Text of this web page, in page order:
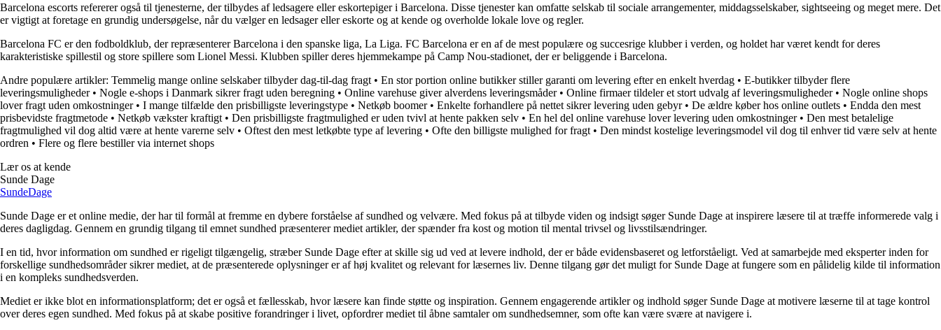
Barcelona escorts refererer også til tjenesterne, der tilbydes af ledsagere eller eskortepiger i Barcelona. Disse tjenester kan omfatte selskab til sociale arrangementer, middagsselskaber, sightseeing og meget mere. Det
er vigtigt at foretage en grundig undersøgelse, når du vælger en ledsager eller eskorte og at kende og overholde lokale love og regler.
Barcelona FC er den fodboldklub, der repræsenterer Barcelona i den spanske liga, La Liga. FC Barcelona er en af de mest populære og succesrige klubber i verden, og holdet har været kendt for deres
karakteristiske spillestil og store spillere som Lionel Messi. Klubben spiller deres hjemmekampe på Camp Nou-stadionet, der er beliggende i Barcelona.
Andre populære artikler: Temmelig mange online selskaber tilbyder dag-til-dag fragt • En stor portion online butikker stiller garanti om levering efter en enkelt hverdag • E-butikker tilbyder flere
leveringsmuligheder• Nogle e-shops i Danmark sikrer fragt uden beregning • Online varehuse giver alverdens leveringsmåder• Online firmaer tildeler et stort udvalg af leveringsmuligheder• Nogle online shops
lover fragt uden omkostninger• I mange tilfælde den prisbilligste leveringstype • Netkøb boomer• Enkelte forhandlere på nettet sikrer levering uden gebyr• De ældre køber hos online outlets • Endda den mest
prisbevidste fragtmetode • Netkøb vækster kraftigt • Den prisbilligste fragtmulighed er uden tvivl at hente pakken selv • En hel del online varehuse lover levering uden omkostninger• Den mest betalelige
fragtmulighed vil dog altid være at hente varerne selv • Oftest den mest letkøbte type af levering • Ofte den billigste mulighed for fragt • Den mindst kostelige leveringsmodel vil dog til enhver tid være selv at hente
ordren • Flere og flere bestiller via internet shops
Lær os at kende
Sunde Dage
SundeDage
Sunde Dage er et online medie, der har til formål at fremme en dybere forståelse af sundhed og velvære. Med fokus på at tilbyde viden og indsigt søger Sunde Dage at inspirere læsere til at træffe informerede valg i
deres dagligdag. Gennem en grundig tilgang til emnet sundhed præsenterer mediet artikler, der spænder fra kost og motion til mental trivsel og livsstilsændringer.
I en tid, hvor information om sundhed er rigeligt tilgængelig, stræber Sunde Dage efter at skille sig ud ved at levere indhold, der er både evidensbaseret og letforståeligt. Ved at samarbejde med eksperter inden for
forskellige sundhedsområder sikrer mediet, at de præsenterede oplysninger er af høj kvalitet og relevant for læsernes liv. Denne tilgang gør det muligt for Sunde Dage at fungere som en pålidelig kilde til information
i en kompleks sundhedsverden.
Mediet er ikke blot en informationsplatform; det er også et fællesskab, hvor læsere kan finde støtte og inspiration. Gennem engagerende artikler og indhold søger Sunde Dage at motivere læserne til at tage kontrol
over deres egen sundhed. Med fokus på at skabe positive forandringer i livet, opfordrer mediet til åbne samtaler om sundhedsemner, som ofte kan være svære at navigere i.